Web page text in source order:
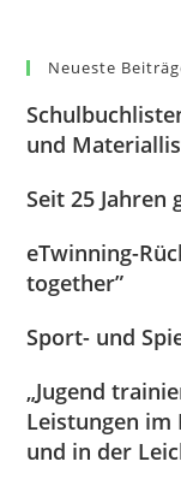
Neueste
und
Seit 25 Jahren
eTwinning-
together”
Sport- und
„Jugend
Leistungen im
und in der